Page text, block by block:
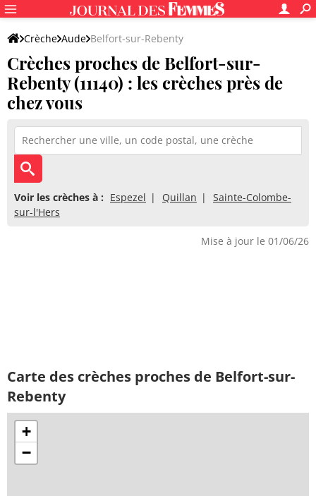
Crèche Aude Belfort-sur-Rebenty
Crèches proches de Belfort-sur-
Rebenty (11140) : les crèches près de
chez vous
Voir les crèches à : Espezel Quillan
Sainte-Colombe-
sur-l'Hers
Mise à jour le 01/06/26
Carte des crèches proches de Belfort-sur-
Rebenty
+
−